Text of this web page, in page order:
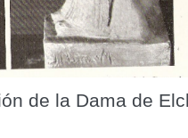
de la Dama de